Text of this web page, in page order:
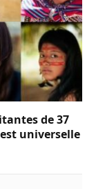
de 37
universelle